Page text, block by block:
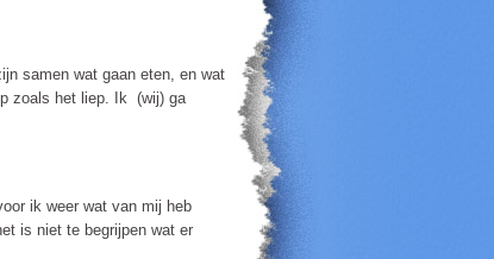
samen wat gaan eten, en wat
zoals het liep. Ik (wij) ga
ik weer wat van mij heb
is niet te begrijpen wat er